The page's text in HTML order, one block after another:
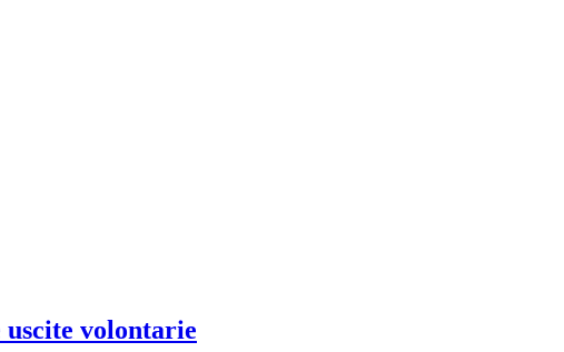
volontarie